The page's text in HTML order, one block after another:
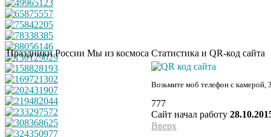
Праздники России Мы из космоса Статистика и QR-код сайта
Возьмите моб телефон с камерой,
777
Сайт начал работу
Вверх